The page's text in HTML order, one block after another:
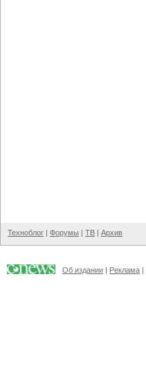
Техноблог | Форумы | ТВ | Архив
Об издании | Реклама |